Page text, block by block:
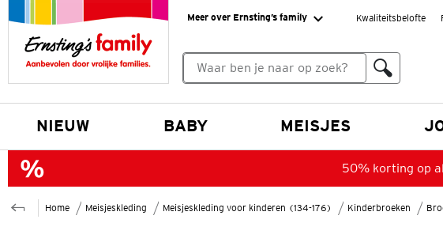
Meer over Ernsting’s family Kwaliteitsbelofte
NIEUW BABY MEISJES
50% korting op
Home Meisjeskleding Meisjeskleding voor kinderen (134-176) Kinderbroeken